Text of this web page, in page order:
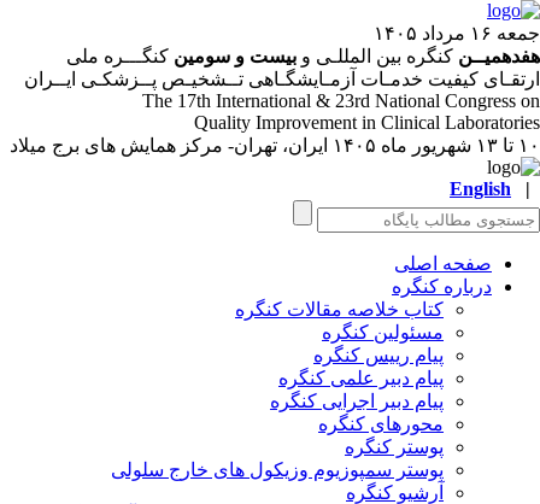
مرداد ۱۴۰۵
کنگره بین المللـی وبیست و سومینکنگـــره ملی
کیفیت خدمـات آزمـایشگـاهی تــشخیـص پــزشکـی ایــران
The 17thInternational & 23rdNational Congress
Quality Improvement in Clinical
۱۴۰۵
ایران، تهران- مرکز همایش های برج میلاد
English
صفحه اصلی
درباره کنگره
کتاب خلاصه مقالات کنگره
مسئولین کنگره
پیام رییس کنگره
پیام دبیر علمی کنگره
پیام دبیر اجرایی کنگره
محورهای کنگره
پوستر کنگره
پوستر سمپوزیوم وزیکول های خارج سلولی
آرشیو کنگره